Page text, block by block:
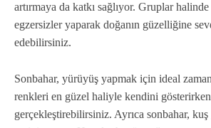
artırmaya da katkı sağlıyor. Gruplar
egzersizler yaparak doğanın güzelliğine
edebilirsiniz.
Sonbahar, yürüyüş yapmak için ideal
renkleri en güzel haliyle kendini
gerçekleştirebilirsiniz. Ayrıca sonbahar,